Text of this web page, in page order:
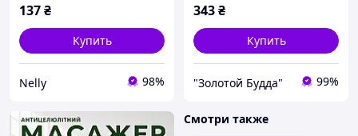
137₴
Купить
Nelly 98%
343₴
Купить
"Золотой Будда" 99%
Смотри также